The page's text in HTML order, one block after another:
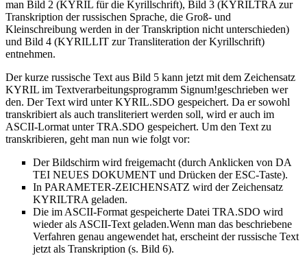
man Bild 2 (KYRIL für die Kyrillschrift), Bild 3 (KYRILTRA zur
Transkription der russischen Sprache, die Groß- und
Kleinschreibung werden in der Transkription nicht unterschieden)
und Bild 4 (KYRILLIT zur Transliteration der Kyrillschrift)
entnehmen.
Der kurze russische Text aus Bild 5 kann jetzt mit dem Zeichensatz
KYRIL im Textverarbeitungsprogramm Signum!geschrieben wer
den. Der Text wird unter KYRIL.SDO gespeichert. Da er sowohl
transkribiert als auch transliteriert werden soll, wird er auch im
ASCII-Lormat unter TRA.SDO gespeichert. Um den Text zu
transkribieren, geht man nun wie folgt vor:
Der Bildschirm wird freigemacht (durch Anklicken von DA
TEI NEUES DOKUMENT und Drücken der ESC-Taste).
In PARAMETER-ZEICHENSATZ wird der Zeichensatz
KYRILTRA geladen.
Die im ASCII-Format gespeicherte Datei TRA.SDO wird
wieder als ASCII-Text geladen.Wenn man das beschriebene
Verfahren genau angewendet hat, erscheint der russische Text
jetzt als Transkription (s. Bild 6).